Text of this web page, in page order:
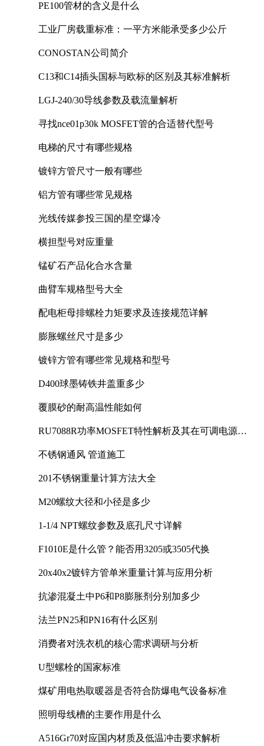
PE100管材的含义是什么
工业厂房载重标准：一平方米能承受多少公斤
CONOSTAN公司简介
C13和C14插头国标与欧标的区别及其标准解析
LGJ-240/30导线参数及载流量解析
寻找nce01p30k MOSFET管的合适替代型号
电梯的尺寸有哪些规格
镀锌方管尺寸一般有哪些
铝方管有哪些常见规格
光线传媒参投三国的星空爆冷
横担型号对应重量
锰矿石产品化合水含量
曲臂车规格型号大全
配电柜母排螺栓力矩要求及连接规范详解
膨胀螺丝尺寸是多少
镀锌方管有哪些常见规格和型号
D400球墨铸铁井盖重多少
覆膜砂的耐高温性能如何
RU7088R功率MOSFET特性解析及其在可调电源设
不锈钢通风 管道施工
201不锈钢重量计算方法大全
M20螺纹大径和小径是多少
1-1/4 NPT螺纹参数及底孔尺寸详解
F1010E是什么管？能否用3205或3505代换
20x40x2镀锌方管单米重量计算与应用分析
抗渗混凝土中P6和P8膨胀剂分别加多少
法兰PN25和PN16有什么区别
消费者对洗衣机的核心需求调研与分析
U型螺栓的国家标准
煤矿用电热取暖器是否符合防爆电气设备标准
照明母线槽的主要作用是什么
A516Gr70对应国内材质及低温冲击要求解析